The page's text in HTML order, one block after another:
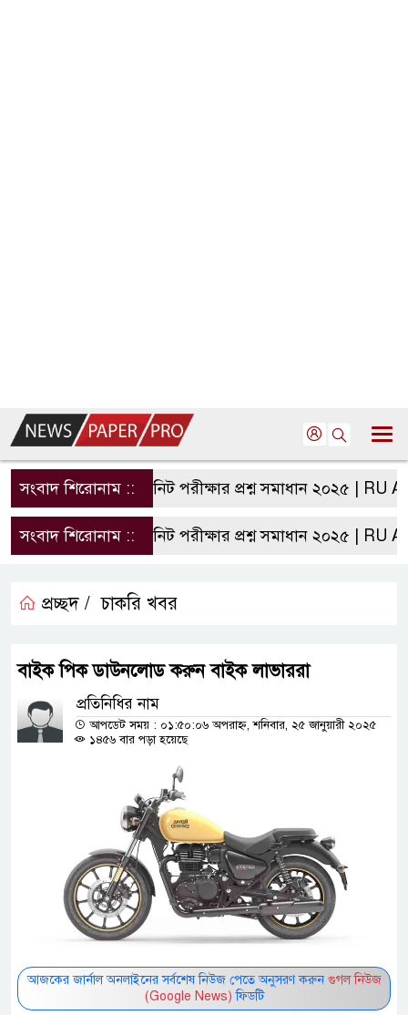
সংবাদ শিরোনাম ::
রাবি এ ইউনিট পরীক্ষার প্রশ্ন সমাধান ২০২৫ | RU A
সংবাদ শিরোনাম ::
রাবি এ ইউনিট পরীক্ষার প্রশ্ন সমাধান ২০২৫ | RU A
প্রচ্ছদ / চাকরি খবর
বাইক পিক ডাউনলোড করুন বাইক লাভাররা
প্রতিনিধির নাম
আপডেট সময় : ০১:৫০:০৬ অপরাহ্ন, শনিবার, ২৫ জানুয়ারী ২০২৫
১৪৫৬ বার পড়া হয়েছে
আজকের জার্নাল অনলাইনের সর্বশেষ নিউজ পেতে অনুসরণ করুন গুগল নিউজ
(Google News) ফিডটি